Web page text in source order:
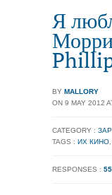
Я
BY MALLORY
ON 9 MAY 2012
CATEGORY :
TAGS : ИХ КИНО
RESPONSES :